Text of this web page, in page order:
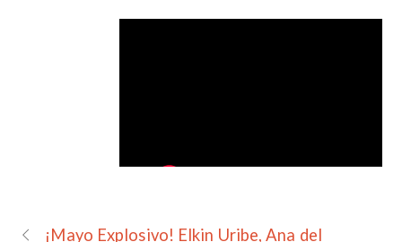
¡Mayo Explosivo! Elkin Uribe, Ana del